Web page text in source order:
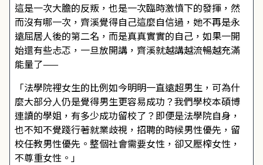
這是一次大膽的反叛，也是一次臨時激憤下的發揮，然
而沒有哪一次，齊溪覺得自己這麼自信過，她不再是永
遠屈居人後的第二名，而是真真實實的自己，如果一開
始還有些忐忑，一旦放開講，齊溪就越講越流暢越充滿
能量了——
「法學院裡女生的比例如今明明一直遠超男生，可為什
麼大部分人仍是覺得男生更容易成功？我們學校本碩博
連讀的學姐，有多少成功留校了？即便是法學院自身，
也不知不覺踐行著就業歧視，招聘的時候男性優先，留
校任教男性優先。整個社會需要女性，卻又壓榨女性，
不尊重女性。」